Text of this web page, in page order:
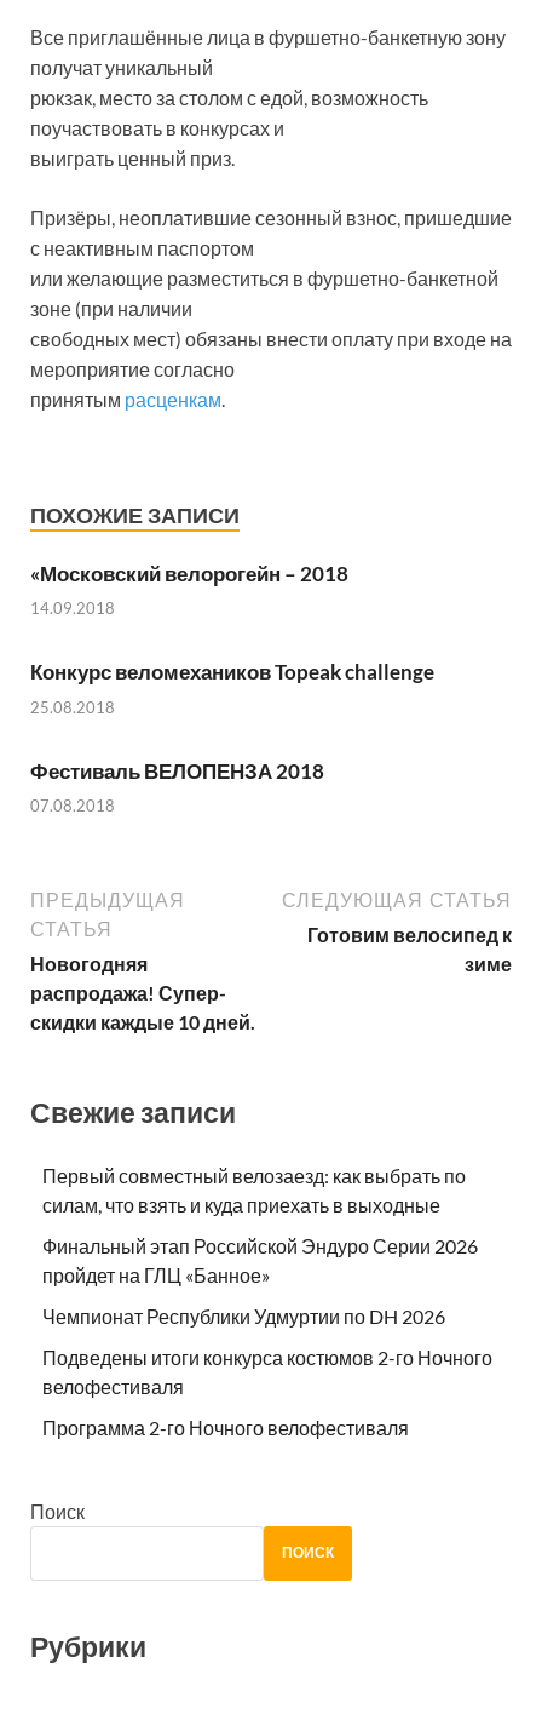
Все приглашённые лица в фуршетно-банкетную зону
получат уникальный
рюкзак, место за столом с едой, возможность
поучаствовать в конкурсах и
выиграть ценный приз.
Призёры, неоплатившие сезонный взнос, пришедшие
с неактивным паспортом
или желающие разместиться в фуршетно-банкетной
зоне (при наличии
свободных мест) обязаны внести оплату при входе на
мероприятие согласно
принятым расценкам
ПОХОЖИЕ ЗАПИСИ
«Московский велорогейн – 2018
14.09.2018
Конкурс веломехаников Topeak challenge
25.08.2018
Фестиваль ВЕЛОПЕНЗА 2018
07.08.2018
ПРЕДЫДУЩАЯ
СТАТЬЯ
Новогодняя
распродажа! Супер-
скидки каждые 10 дней.
СЛЕДУЮЩАЯ СТАТЬЯ
Готовим велосипед к
зиме
Свежие записи
Первый совместный велозаезд: как выбрать по
силам, что взять и куда приехать в выходные
Финальный этап Российской Эндуро Серии 2026
пройдет на ГЛЦ «Банное»
Чемпионат Республики Удмуртии по DH 2026
Подведены итоги конкурса костюмов 2-го Ночного
велофестиваля
Программа 2-го Ночного велофестиваля
Поиск
ПОИСК
Рубрики